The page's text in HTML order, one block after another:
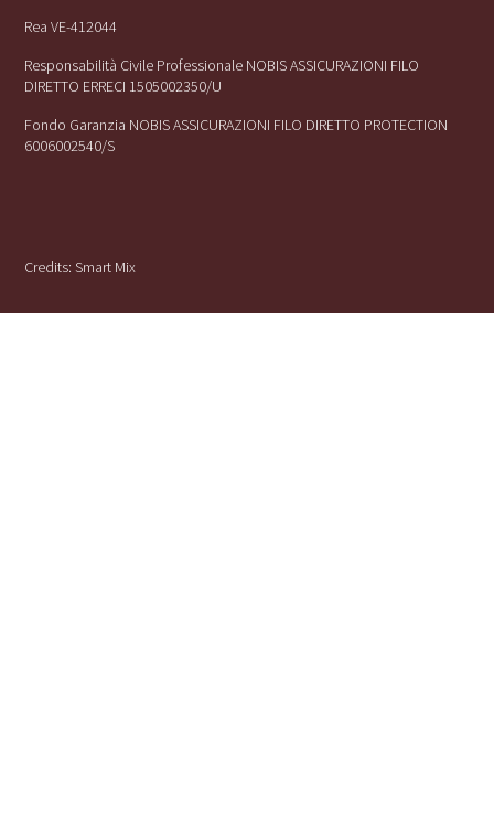
Rea VE-412044
Responsabilità Civile Professionale NOBIS ASSICURAZIONI FILO
DIRETTO ERRECI 1505002350/U
Fondo Garanzia NOBIS ASSICURAZIONI FILO DIRETTO PROTECTION
6006002540/S
Credits:Smart Mix